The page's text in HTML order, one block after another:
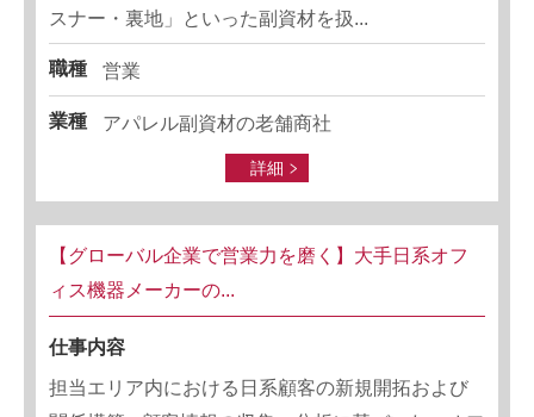
スナー・裏地」といった副資材を扱...
職種 営業
業種 アパレル副資材の老舗商社
詳細
【グローバル企業で営業力を磨く】大手日系オフ
ィス機器メーカーの...
仕事内容
担当エリア内における日系顧客の新規開拓および